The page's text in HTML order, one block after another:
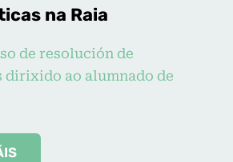
na Raia
de resolución de
dirixido ao alumnado de